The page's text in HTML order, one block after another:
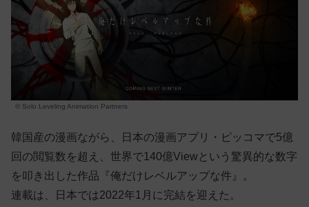
© Solo Leveling Animation Partners
韓国産の漫画ながら、日本の漫画アプリ・ピッコマで5億
回の閲覧数を超え、世界で140億Viewという驚異的な数字
を叩き出した作品『俺だけレベルアップな件』。
連載は、日本では2022年1月に完結を迎えた。